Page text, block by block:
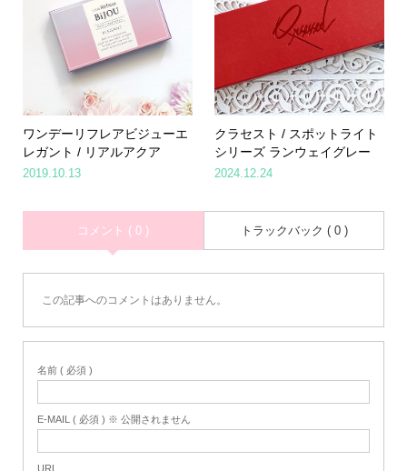
ワンデーリフレアビジューエ
レガント / リアルアクア
2019.10.13
クラセスト / スポットライト
シリーズ ランウェイグレー
2024.12.24
コメント ( 0 ) トラックバック ( 0 )
この記事へのコメントはありません。
名前 ( 必須 )
E-MAIL ( 必須 ) ※ 公開されません
URL